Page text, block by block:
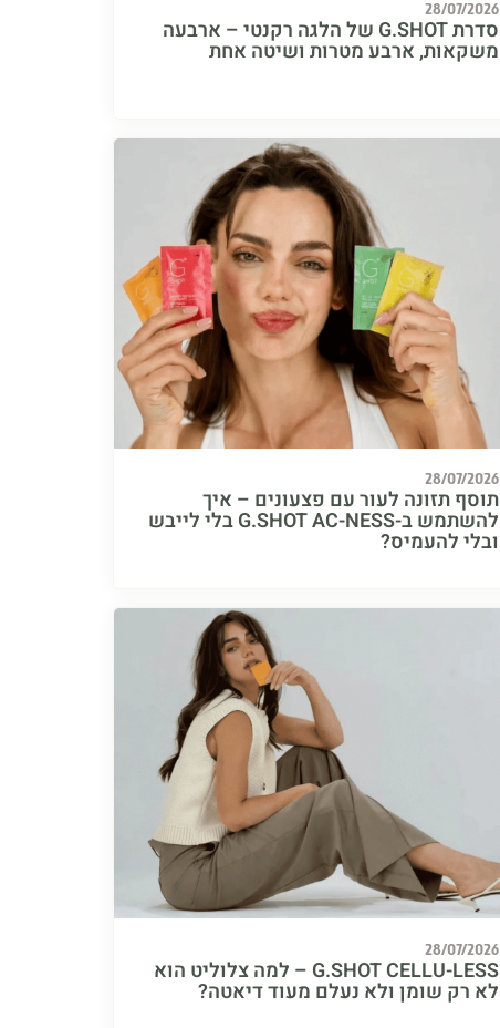
28/07/2026
סדרת G.SHOT של הלגה רקנטי – ארבעה
משקאות, ארבע מטרות ושיטה אחת
28/07/2026
תוסף תזונה לעור עם פצעונים – איך
להשתמש ב-G.SHOT AC-NESS בלי לייבש
ובלי להעמיס?
28/07/2026
G.SHOT CELLU-LESS – למה צלוליט הוא
לא רק שומן ולא נעלם מעוד דיאטה?